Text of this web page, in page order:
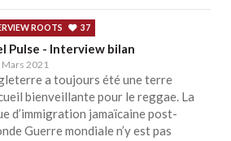
ROOTS 37
Pulse - Interview bilan
Mars 2021
a toujours été une terre
bienveillante pour le reggae. La
d’immigration jamaïcaine post-
Guerre mondiale n’y est pas